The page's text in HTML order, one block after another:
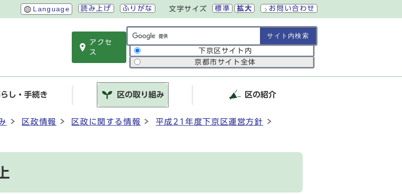
Language 読み上げ ふりがな 文字サイズ 標準 拡大 お問い合わせ
アクセ
ス
サイト内検索の範囲
下京区サイト内
京都市サイト全体
し・手続き 区の取り組み 区の紹介
区政情報 区政に関する情報 平成21年度下京区運営方針